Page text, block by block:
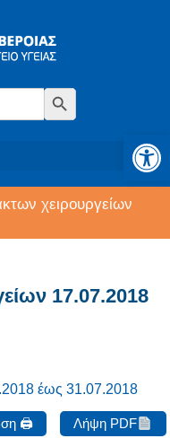
Search Button
χειρουργείων
17.07.2018
έως 31.07.2018
🖨 Λήψη PDF